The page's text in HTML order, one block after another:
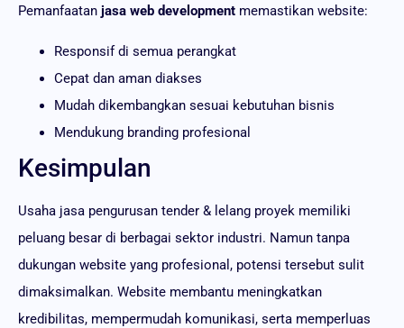
Pemanfaatan jasa web development memastikan website:
Responsif di semua perangkat
Cepat dan aman diakses
Mudah dikembangkan sesuai kebutuhan bisnis
Mendukung branding profesional
Kesimpulan
Usaha jasa pengurusan tender & lelang proyek memiliki
peluang besar di berbagai sektor industri. Namun tanpa
dukungan website yang profesional, potensi tersebut sulit
dimaksimalkan. Website membantu meningkatkan
kredibilitas, mempermudah komunikasi, serta memperluas